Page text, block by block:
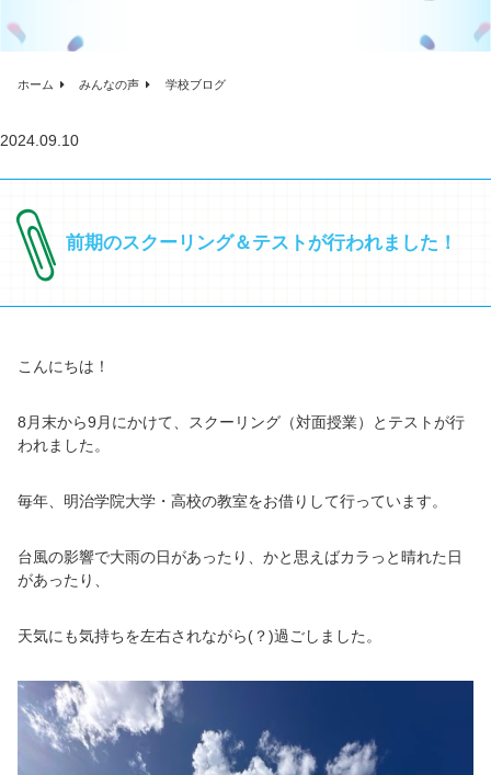
ホーム みんなの声 学校ブログ
2024.09.10
前期のスクーリング＆テストが行われました！
こんにちは！
8月末から9月にかけて、スクーリング（対面授業）とテストが行
われました。
毎年、明治学院大学・高校の教室をお借りして行っています。
台風の影響で大雨の日があったり、かと思えばカラっと晴れた日
があったり、
天気にも気持ちを左右されながら(？)過ごしました。